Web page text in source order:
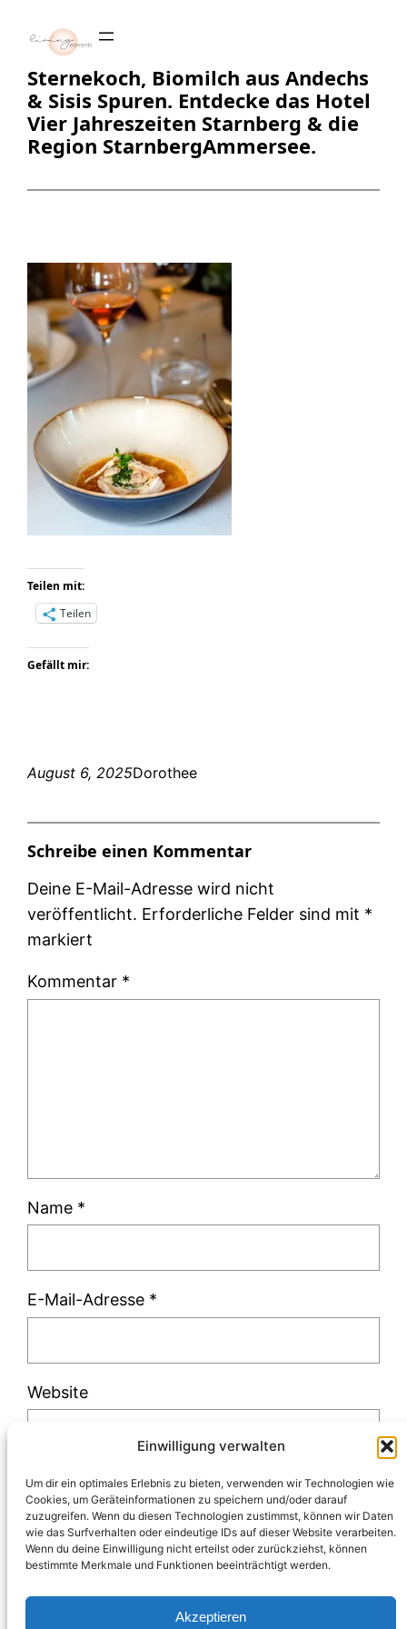
Einwilligung verwalten
Um dir ein optimales Erlebnis zu bieten, verwenden wir Technologien wie
Cookies, um Geräteinformationen zu speichern und/oder darauf
zuzugreifen. Wenn du diesen Technologien zustimmst, können wir Daten
wie das Surfverhalten oder eindeutige IDs auf dieser Website verarbeiten.
Wenn du deine Einwilligung nicht erteilst oder zurückziehst, können
bestimmte Merkmale und Funktionen beeinträchtigt werden.
Akzeptieren
Inhalt
springen
Sternekoch, Biomilch aus Andechs
& Sisis Spuren. Entdecke das Hotel
Vier Jahreszeiten Starnberg & die
Region StarnbergAmmersee.
Teilen mit:
Teilen
Gefällt mir:
August 6, 2025Dorothee
Schreibe einen Kommentar
Deine E-Mail-Adresse wird nicht
veröffentlicht. Erforderliche Felder sind mit *
markiert
Kommentar *
Name *
E-Mail-Adresse *
Website
Diese Website verwendet Akismet, um Spam
zu reduzieren.Erfahre, wie deine
Kommentardaten verarbeitet werden.